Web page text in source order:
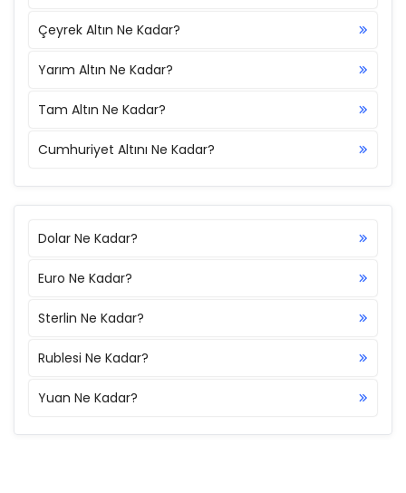
Çeyrek Altın Ne Kadar?
Yarım Altın Ne Kadar?
Tam Altın Ne Kadar?
Cumhuriyet Altını Ne Kadar?
Dolar Ne Kadar?
Euro Ne Kadar?
Sterlin Ne Kadar?
Rublesi Ne Kadar?
Yuan Ne Kadar?